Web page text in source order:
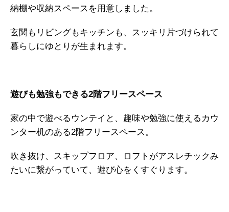
納棚や収納スペースを用意しました。
玄関もリビングもキッチンも、スッキリ片づけられて
暮らしにゆとりが生まれます。
遊びも勉強もできる2階フリースペース
家の中で遊べるウンテイと、趣味や勉強に使えるカウ
ンター机のある2階フリースペース。
吹き抜け、スキップフロア、ロフトがアスレチックみ
たいに繋がっていて、遊び心をくすぐります。